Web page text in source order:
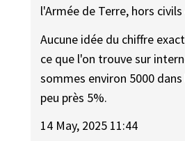
l'Armée de Terre, hors
Aucune idée du chiffre
ce que l'on trouve sur
sommes environ 5000 dans
peu près 5%.
14 May, 2025 11:44